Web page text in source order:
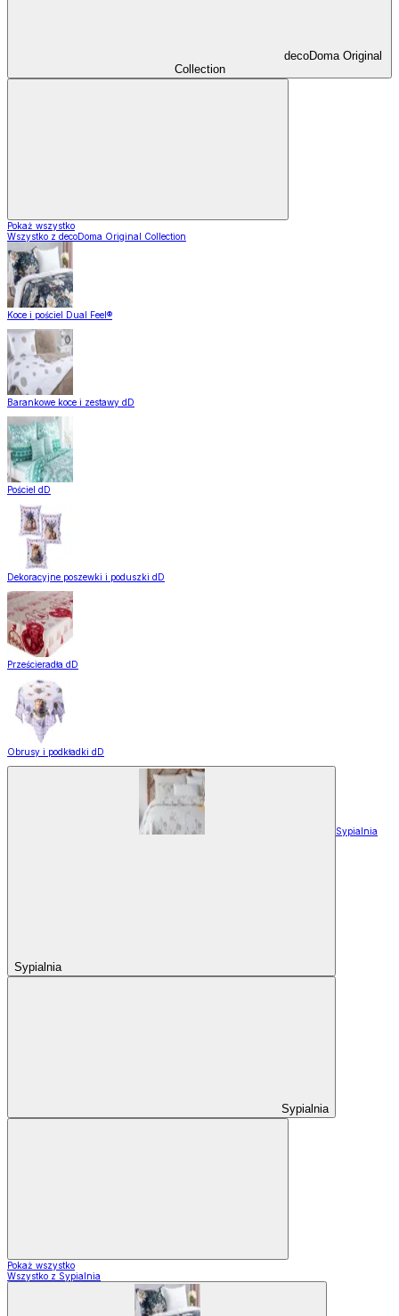
decoDoma Original
Collection
Pokaż wszystko
Wszystko z decoDoma Original Collection
Koce i pościel Dual Feel®
Barankowe koce i zestawy dD
Pościel dD
Dekoracyjne poszewki i poduszki dD
Prześcieradła dD
Obrusy i podkładki dD
Sypialnia
Sypialnia
Sypialnia
Pokaż wszystko
Wszystko z Sypialnia